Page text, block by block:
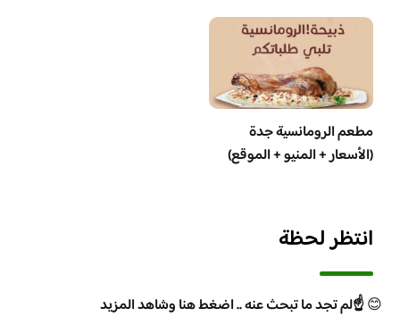
مطعم الرومانسية جدة
(الأسعار + المنيو + الموقع)
انتظر لحظة
😊☝️لم تجد ما تبحث عنه .. اضغط هنا وشاهد المزيد